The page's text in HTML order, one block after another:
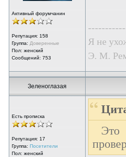
Активный форумчанин
Репутация: 158
Группа: Доверенные
Пол: женский
Сообщений: 753
Я не
Э. М.
Зеленоглазая
Есть прописка
Репутация: 17
Группа: Посетители
Пол: женский